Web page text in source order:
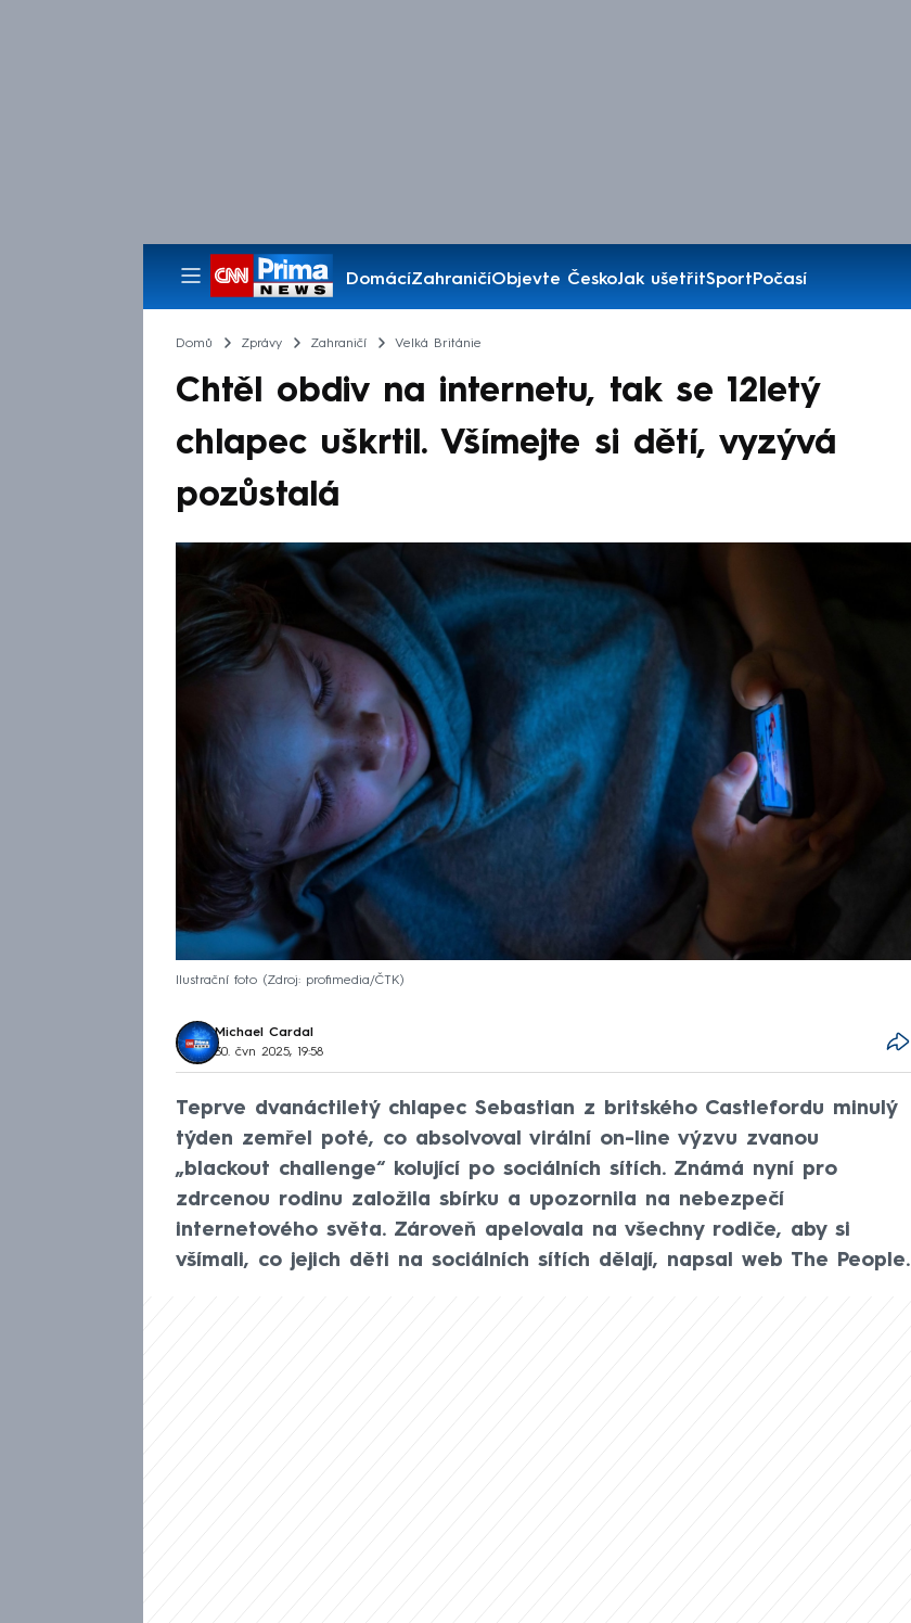
DomácíZahraničíObjevte ČeskoJak ušetřitSportPočasí
Pořady
Domů Zprávy Zahraničí Velká Británie
Chtěl obdiv na internetu, tak se 12letý
chlapec uškrtil. Všímejte si dětí, vyzývá
pozůstalá
Ilustrační foto Zdroj: profimedia/ČTK
Michael Cardal
30. čvn 2025, 19:58
Teprve dvanáctiletý chlapec Sebastian z britského Castlefordu minulý
týden zemřel poté, co absolvoval virální on-line výzvu zvanou
„blackout challenge“ kolující po sociálních sítích. Známá nyní pro
zdrcenou rodinu založila sbírku a upozornila na nebezpečí
internetového světa. Zároveň apelovala na všechny rodiče, aby si
všímali, co jejich děti na sociálních sítích dělají, napsal web The People.